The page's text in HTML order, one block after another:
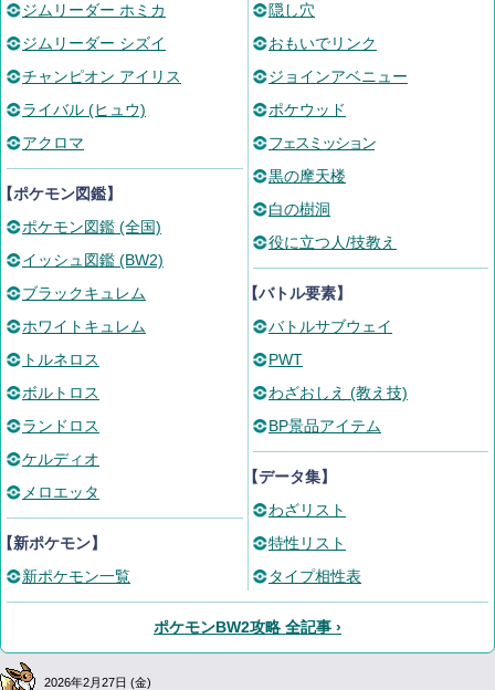
ジムリーダー ホミカ
ジムリーダー シズイ
チャンピオン アイリス
ライバル (ヒュウ)
アクロマ
ポケモン図鑑】
ポケモン図鑑 (全国)
イッシュ図鑑 (BW2)
ブラックキュレム
ホワイトキュレム
トルネロス
ボルトロス
ランドロス
ケルディオ
メロエッタ
新ポケモン】
新ポケモン一覧
隠し穴
おもいでリンク
ジョインアベニュー
ポケウッド
フェスミッション
黒の摩天楼
白の樹洞
役に立つ人/技教え
【バトル要素】
バトルサブウェイ
PWT
わざおしえ (教え技)
BP景品アイテム
【データ集】
わざリスト
特性リスト
タイプ相性表
ポケモンBW2攻略 全記事 ›
2026年2月27日 (金)